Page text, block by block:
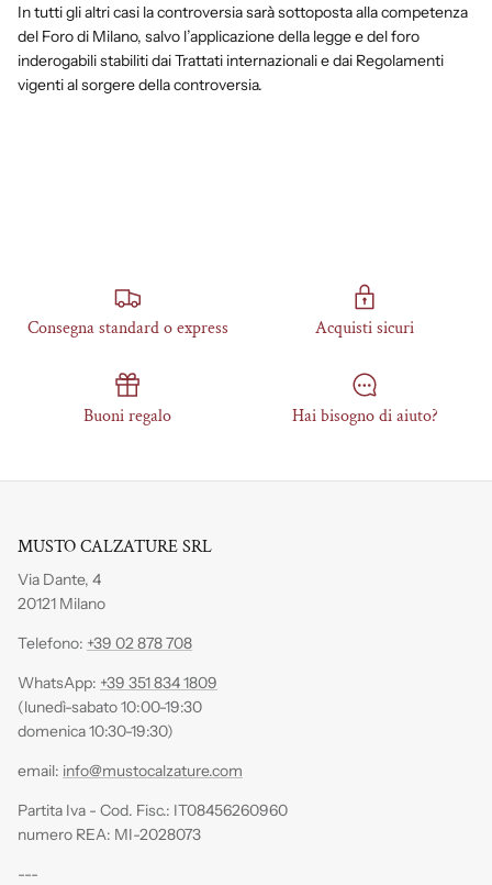
In tutti gli altri casi la controversia sarà sottoposta alla competenza
del Foro di Milano, salvo l’applicazione della legge e del foro
inderogabili stabiliti dai Trattati internazionali e dai Regolamenti
vigenti al sorgere della controversia.
Consegna standard o express Acquisti sicuri
Buoni regalo Hai bisogno di aiuto?
MUSTO CALZATURE SRL
Via Dante, 4
20121 Milano
Telefono: +39 02 878 708
WhatsApp: +39 351 834 1809
(lunedì-sabato 10:00-19:30
domenica 10:30-19:30)
email: info@mustocalzature.com
Partita Iva - Cod. Fisc.: IT08456260960
numero REA: MI-2028073
---